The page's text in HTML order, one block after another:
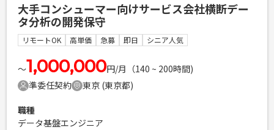
った分析経験がある方 ・下記のいずれかの経験をされている
方 A：大学の研究室で統計や分析に関連する研究を行っていた
方 B：品質保証部門で分析業務を行っていた方／メーカー系の
企業で分析業務を行っていた方
PHPを用いたWebサービスの開発経験4年以上
Laravelを用いた開発経験1年以上
エンジニア複数人のチームでの開発経験
大手コンシューマー向けサービス会社横断デー
タ分析の開発保守
リモートOK 高単価 急募 即日 シニア人気
〜1,000,000円/月（140 ~ 200時間)
準委任契約
東京 (東京都)
職種
データ基盤エンジニア